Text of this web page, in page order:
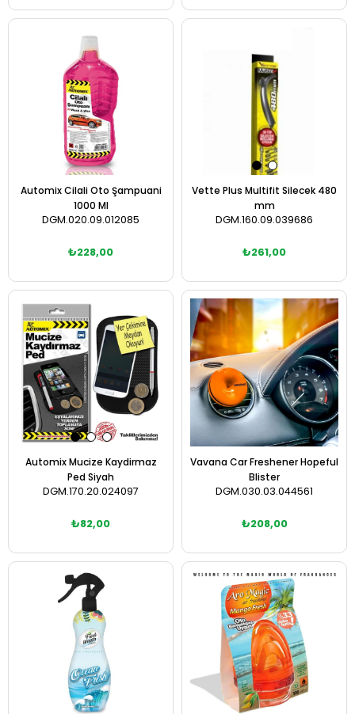
Sepete Ekle
Automix Cilali Oto Şampuani
1000 Ml
DGM.020.09.012085
₺228,00
Sepete Ekle
Vette Plus Multifit Silecek 480
mm
DGM.160.09.039686
₺261,00
Sepete Ekle
Automix Mucize Kaydirmaz
Ped Siyah
DGM.170.20.024097
₺82,00
Sepete Ekle
Vavana Car Freshener Hopeful
Blister
DGM.030.03.044561
₺208,00
Sepete Ekle